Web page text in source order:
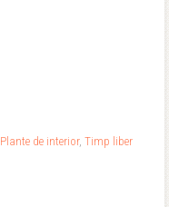
Plante de interior, Timp liber